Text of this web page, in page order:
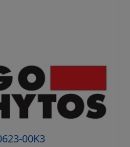
00K3